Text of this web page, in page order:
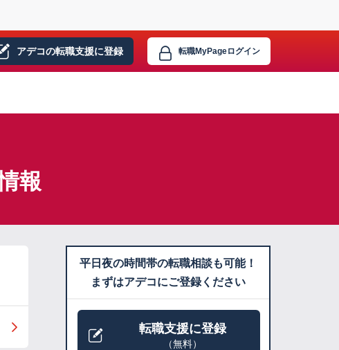
アデコの転職支援に登録 転職MyPageログイン
報
平日夜の時間帯の転職相談も可能！
まずはアデコにご登録ください
転職支援に登録
（無料）